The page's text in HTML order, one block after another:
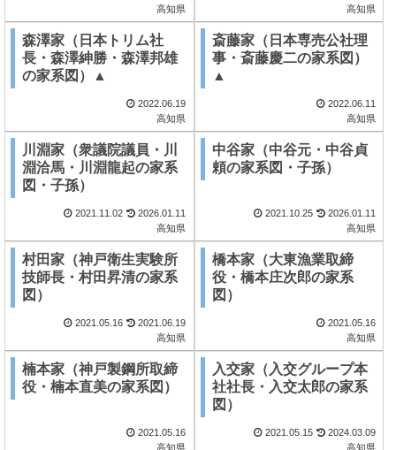
高知県
高知県
森澤家（日本トリム社
長・森澤紳勝・森澤邦雄
の家系図）▲
2022.06.19
高知県
斎藤家（日本専売公社理
事・斎藤慶二の家系図）
▲
2022.06.11
高知県
川淵家（衆議院議員・川
淵洽馬・川淵龍起の家系
図・子孫）
2021.11.02
2026.01.11
高知県
中谷家（中谷元・中谷貞
頼の家系図・子孫）
2021.10.25
2026.01.11
高知県
村田家（神戸衛生実験所
技師長・村田昇清の家系
図）
2021.05.16
2021.06.19
高知県
橋本家（大東漁業取締
役・橋本庄次郎の家系
図）
2021.05.16
高知県
楠本家（神戸製鋼所取締
役・楠本直美の家系図）
2021.05.16
高知県
入交家（入交グループ本
社社長・入交太郎の家系
図）
2021.05.15
2024.03.09
高知県